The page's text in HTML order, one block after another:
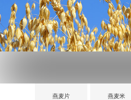
燕麦片 燕麦米